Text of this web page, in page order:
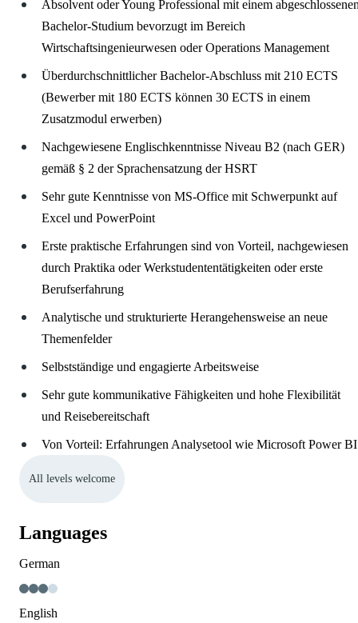
Absolvent oder Young Professional mit einem
Bachelor-Studium bevorzugt im Bereich
Wirtschaftsingenieurwesen oder Operations Management
Überdurchschnittlicher Bachelor-Abschluss mit 210 ECTS
(Bewerber mit 180 ECTS können 30 ECTS in einem
Zusatzmodul erwerben)
Nachgewiesene Englischkenntnisse Niveau B2 (nach GER)
gemäß § 2 der Sprachensatzung der HSRT
Sehr gute Kenntnisse von MS-Office mit Schwerpunkt auf
Excel und PowerPoint
Erste praktische Erfahrungen sind von Vorteil, nachgewiesen
durch Praktika oder Werkstudententätigkeiten oder erste
Berufserfahrung
Analytische und strukturierte Herangehensweise an neue
Themenfelder
Selbstständige und engagierte Arbeitsweise
Sehr gute kommunikative Fähigkeiten und hohe Flexibilität
und Reisebereitschaft
Von Vorteil: Erfahrungen Analysetool wie Microsoft Power BI
All levels welcome
Languages
German
English